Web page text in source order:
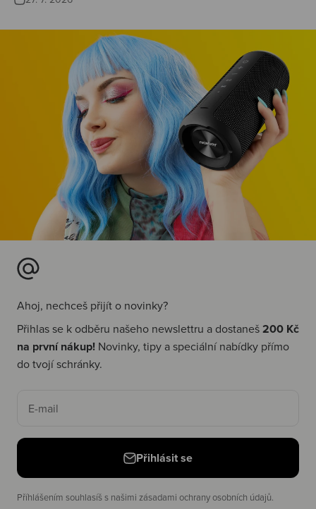
Ahoj, nechceš přijít o novinky?
Přihlas se k odběru našeho newslettru a dostaneš200 Kč
na první nákup! Novinky, tipy a speciální nabídky přímo
do tvojí schránky.
E-mail
Přihlásit se
Příhlášením souhlasíš s našimi zásadami ochrany osobních údajů.